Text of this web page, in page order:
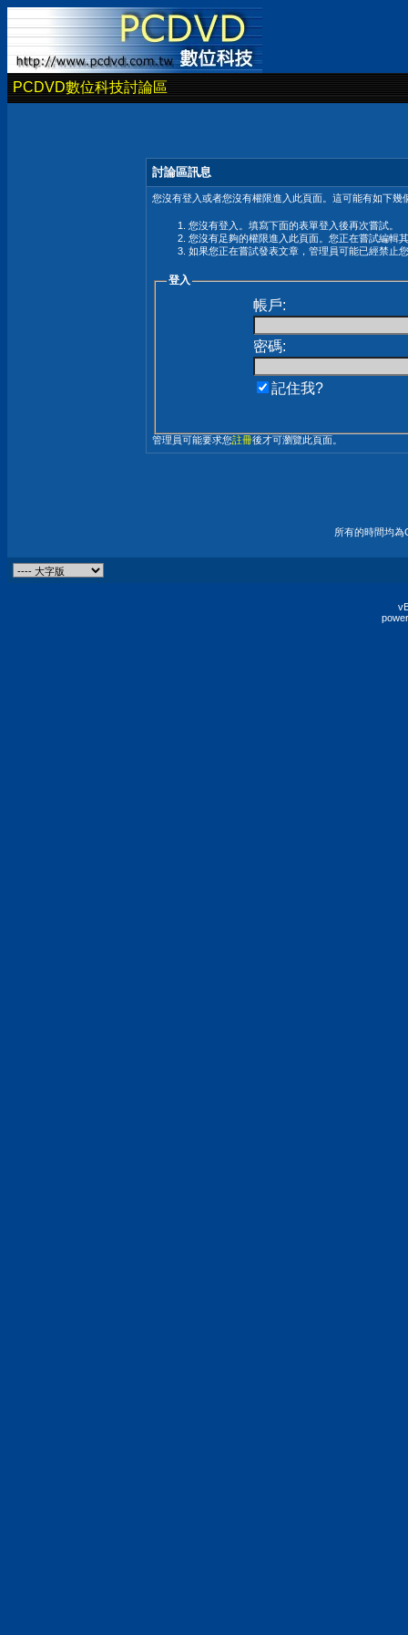
PCDVD數位科技討論區
討論區訊息
您沒有登入或者您沒有權限進入此頁面。這可能有如下幾
您沒有登入。填寫下面的表單登入後再次嘗試。
您沒有足夠的權限進入此頁面。您正在嘗試編輯
如果您正在嘗試發表文章，管理員可能已經禁止
登入
帳戶:
密碼:
記住我?
管理員可能要求您註冊後才可瀏覽此頁面。
所有的時間均為